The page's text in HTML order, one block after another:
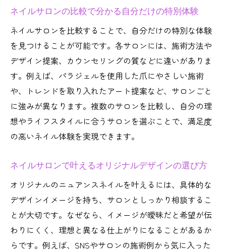
ネイルサロンの比較で分かる自分だけの特別体験
ネイルサロンを比較することで、自分だけの特別な体験
を見つけることが可能です。各サロンには、施術方法や
デザイン提案、カウンセリングの質などに違いがありま
す。例えば、パラジェルを使用した爪にやさしい施術
や、トレンドを取り入れたアート提案など、サロンごと
に強みが異なります。複数のサロンを比較し、自分の理
想やライフスタイルに合うサロンを選ぶことで、満足度
の高いネイル体験を実現できます。
ネイルサロンで叶えるオリジナルデザインの選び方
オリジナルのニュアンスネイルを叶えるには、具体的な
デザインイメージを持ち、サロンとしっかり相談するこ
とが大切です。なぜなら、イメージが曖昧だと希望が伝
わりにくく、理想と異なる仕上がりになることがあるか
らです。例えば、SNSやサロンの施術例から気に入った